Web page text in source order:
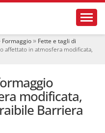
Formaggio
Fette e tagli di
affettato in atmosfera modificata,
modificata,
Barriera